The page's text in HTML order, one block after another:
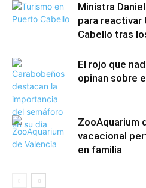
Ministra
para reactivar
Cabello tras
El rojo que
opinan sobre
ZooAquarium
vacacional
en familia